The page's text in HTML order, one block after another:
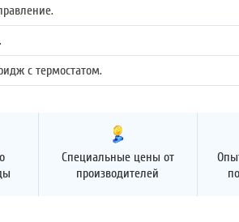
с термостатом.
Специальные цены от
производителей